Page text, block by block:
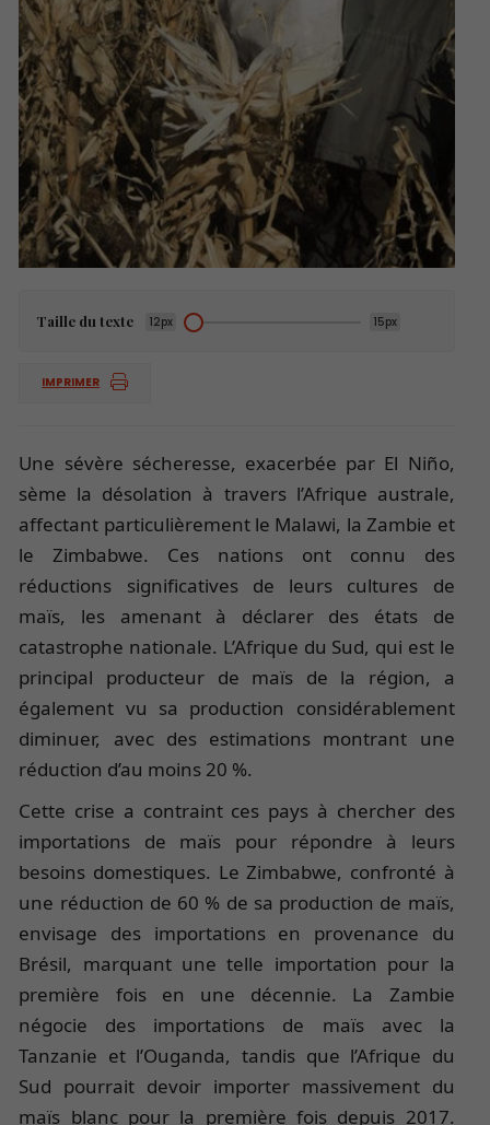
Taille du texte 12px 15px
IMPRIMER
Une sévère sécheresse, exacerbée par El Niño,
sème la désolation à travers l’Afrique australe,
affectant particulièrement le Malawi, la Zambie et
le Zimbabwe. Ces nations ont connu des
réductions significatives de leurs cultures de
maïs, les amenant à déclarer des états de
catastrophe nationale. L’Afrique du Sud, qui est le
principal producteur de maïs de la région, a
également vu sa production considérablement
diminuer, avec des estimations montrant une
réduction d’au moins 20 %.
Cette crise a contraint ces pays à chercher des
importations de maïs pour répondre à leurs
besoins domestiques. Le Zimbabwe, confronté à
une réduction de 60 % de sa production de maïs,
envisage des importations en provenance du
Brésil, marquant une telle importation pour la
première fois en une décennie. La Zambie
négocie des importations de maïs avec la
Tanzanie et l’Ouganda, tandis que l’Afrique du
Sud pourrait devoir importer massivement du
maïs blanc pour la première fois depuis 2017.